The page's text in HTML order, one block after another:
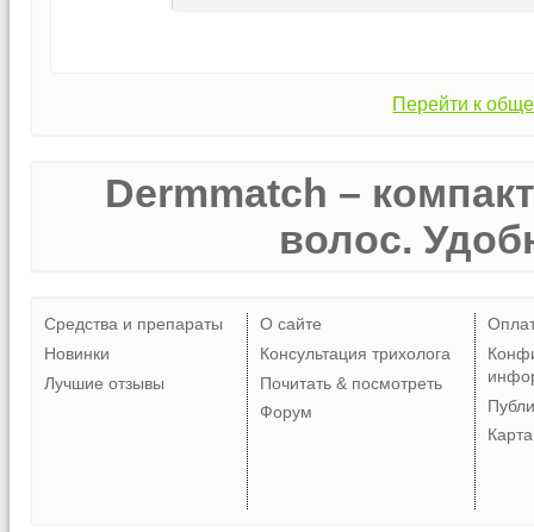
Перейти к
Dermmatch –
волос.
Средства и препараты
Новинки
Лучшие отзывы
О сайте
Консультация трихолога
Почитать & посмотреть
Форум